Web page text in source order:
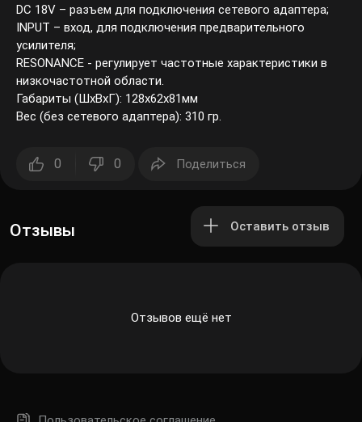
DC 18V – разъем для подключения сетевого адаптера;
INPUT – вход, для подключения предварительного
усилителя;
RESONANCE - регулирует частотные характеристики в
низкочастотной области.
Габариты (ШхВхГ): 128х62х81мм
Вес (без сетевого адаптера): 310 гр.
0 0 Поделиться
Отзывы Оставить отзыв
Отзывов ещё нет